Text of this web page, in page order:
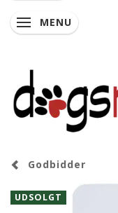
SKIFTE
MENU
Godbidder
UDSOLGT